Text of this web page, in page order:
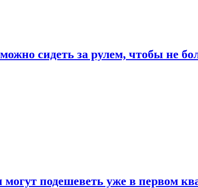
сидеть за рулем, чтобы не
подешеветь уже в первом